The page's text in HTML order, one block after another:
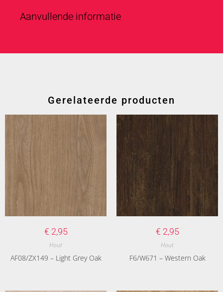
Aanvullende informatie
Gerelateerde producten
€ 2,95
Hout
AF08/ZX149 – Light Grey Oak
€ 2,95
Hout
F6/W671 – Western Oak